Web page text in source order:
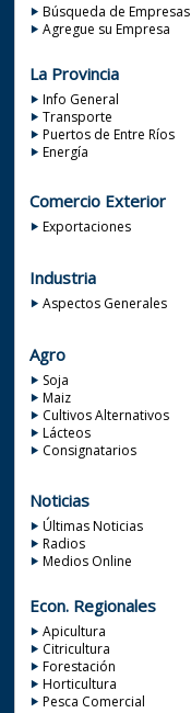
Búsqueda de Empresas
Agregue su Empresa
La Provincia
Info General
Transporte
Puertos de Entre Ríos
Energía
Comercio Exterior
Exportaciones
Industria
Aspectos Generales
Agro
Soja
Maiz
Cultivos Alternativos
Lácteos
Consignatarios
Noticias
Últimas Noticias
Radios
Medios Online
Econ. Regionales
Apicultura
Citricultura
Forestación
Horticultura
Pesca Comercial